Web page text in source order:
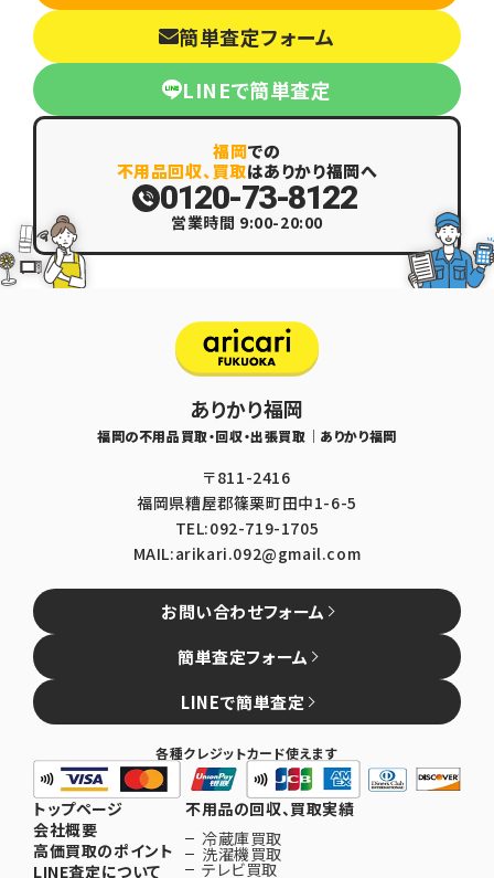
簡単査定フォーム
LINEで簡単査定
福岡での
不用品回収、買取はありかり福岡へ
0120-73-8122
営業時間 9:00-20:00
ありかり福岡
福岡の不用品買取・回収・出張買取｜ありかり福岡
〒811-2416
福岡県糟屋郡篠栗町田中1-6-5
TEL:092-719-1705
MAIL:arikari.092@gmail.com
お問い合わせフォーム
簡単査定フォーム
LINEで簡単査定
各種クレジットカード使えます
トップページ
会社概要
高価買取のポイント
LINE査定について
不用品の回収、買取実績
冷蔵庫買取
洗濯機買取
テレビ買取